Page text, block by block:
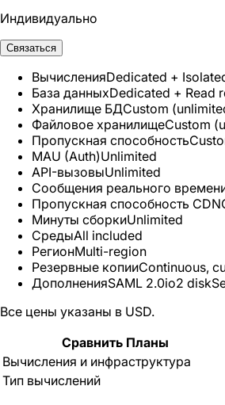
Индивидуально
Связаться
ВычисленияDedicated +
База данныхDedicated + Read
Хранилище БДCustom
Файловое хранилищеCustom
Пропускная способность
MAU (Auth)Unlimited
API-вызовыUnlimited
Сообщения реального
Пропускная способность CDN
Минуты сборкиUnlimited
СредыAll included
РегионMulti-region
Резервные копииContinuous,
ДополненияSAML 2.0io2 disk
Все цены указаны в USD.
Сравнить Планы
Вычисления и инфраструктура
Тип вычислений